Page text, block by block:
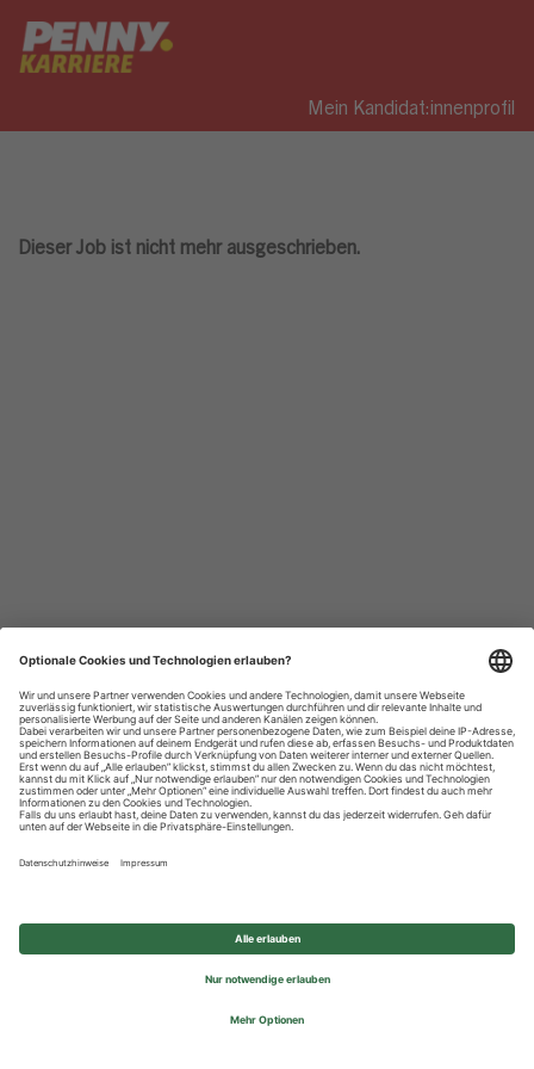
Mein Kandidat:innenprofil
Dieser Job ist nicht mehr ausgeschrieben.
Datenschutzhinweise
Impressum
Privatsphäre-Einstellungen
© 2026 REWE Group - All rights reserved